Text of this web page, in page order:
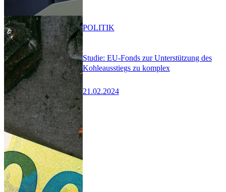
Studie: EU-Fonds zur Unterstützung des
Kohleausstiegs zu komplex
21.02.2024
POLITIK